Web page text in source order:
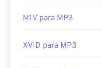
M1V para MP3
XVID para MP3